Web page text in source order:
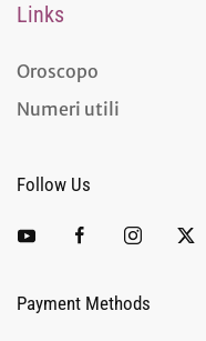
Links
Oroscopo
Numeri utili
Follow Us
Payment Methods